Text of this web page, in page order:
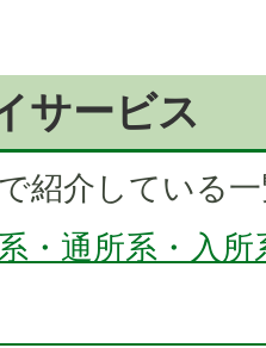
サービス
紹介している
・通所系・入